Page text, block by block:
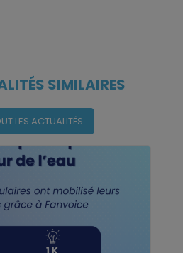
SIMILAIRES
LES ACTUALITÉS